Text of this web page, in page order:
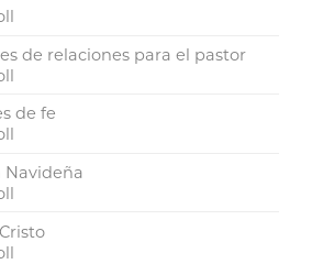
de relaciones para el pastor
de fe
Navideña